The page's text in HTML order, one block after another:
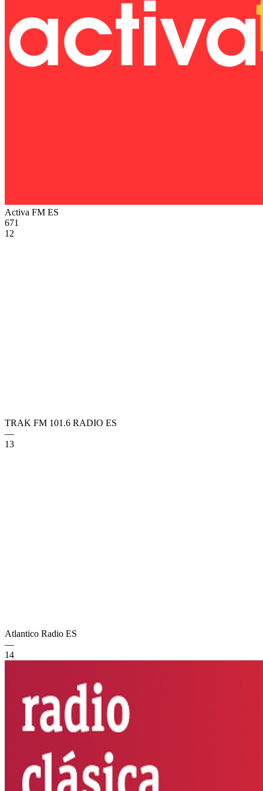
Activa FM ES
671
12
TRAK FM 101.6 RADIO ES
—
13
Atlantico Radio ES
—
14